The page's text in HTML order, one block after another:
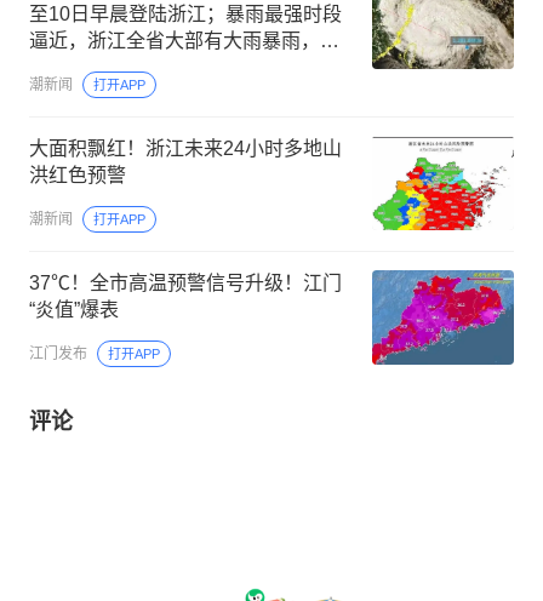
至10日早晨登陆浙江；暴雨最强时段
逼近，浙江全省大部有大雨暴雨，局
地特大暴雨
潮新闻 打开APP
大面积飘红！浙江未来24小时多地山
洪红色预警
潮新闻 打开APP
37℃！全市高温预警信号升级！江门
“炎值”爆表
江门发布 打开APP
评论